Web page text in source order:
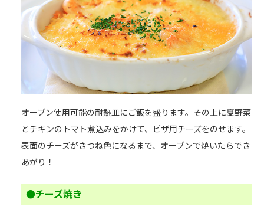
オーブン使用可能の耐熱皿にご飯を盛ります。その上に夏野菜
とチキンのトマト煮込みをかけて、ピザ用チーズをのせます。
表面のチーズがきつね色になるまで、オーブンで焼いたらでき
あがり！
●チーズ焼き